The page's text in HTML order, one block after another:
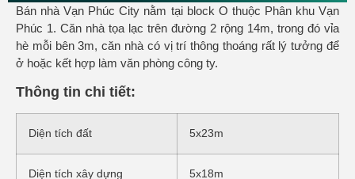
Bán nhà Vạn Phúc City nằm tại block O thuộc Phân khu Vạn
Phúc 1. Căn nhà tọa lạc trên đường 2 rộng 14m, trong đó vỉa
hè mỗi bên 3m, căn nhà có vị trí thông thoáng rất lý tưởng để
ở hoặc kết hợp làm văn phòng công ty.
Thông tin chi tiết:
Diện tích đất 5x23m
Diện tích xây dựng 5x18m